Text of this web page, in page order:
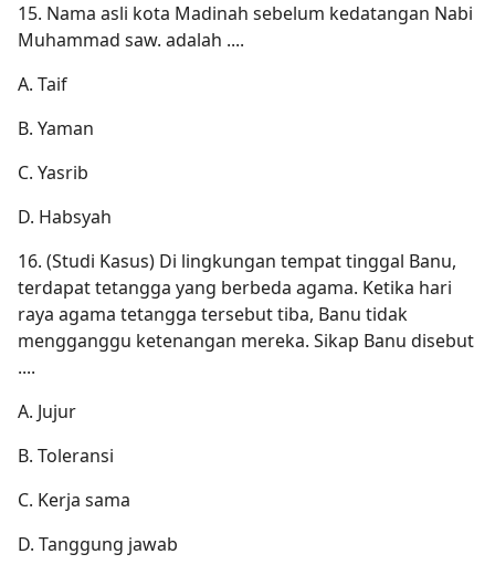
15. Nama asli kota Madinah sebelum kedatangan Nabi
Muhammad saw. adalah ....
A. Taif
B. Yaman
C. Yasrib
D. Habsyah
16. (Studi Kasus) Di lingkungan tempat tinggal Banu,
terdapat tetangga yang berbeda agama. Ketika hari
raya agama tetangga tersebut tiba, Banu tidak
mengganggu ketenangan mereka. Sikap Banu disebut
....
A. Jujur
B. Toleransi
C. Kerja sama
D. Tanggung jawab